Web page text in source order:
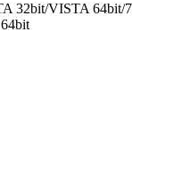
32bit/VISTA 64bit/7